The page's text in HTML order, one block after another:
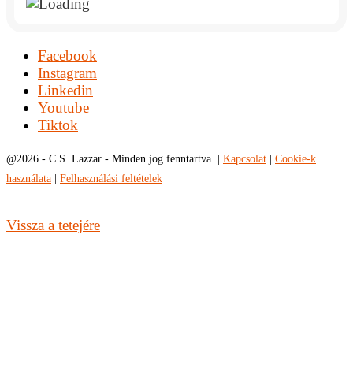
Facebook
Instagram
Linkedin
Youtube
Tiktok
@2026 - C.S. Lazzar - Minden jog fenntartva. | Kapcsolat
Cookie-k
használata
Felhasználási feltételek
Vissza a tetejére